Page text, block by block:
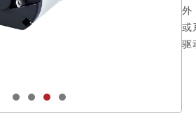
外
或
驱